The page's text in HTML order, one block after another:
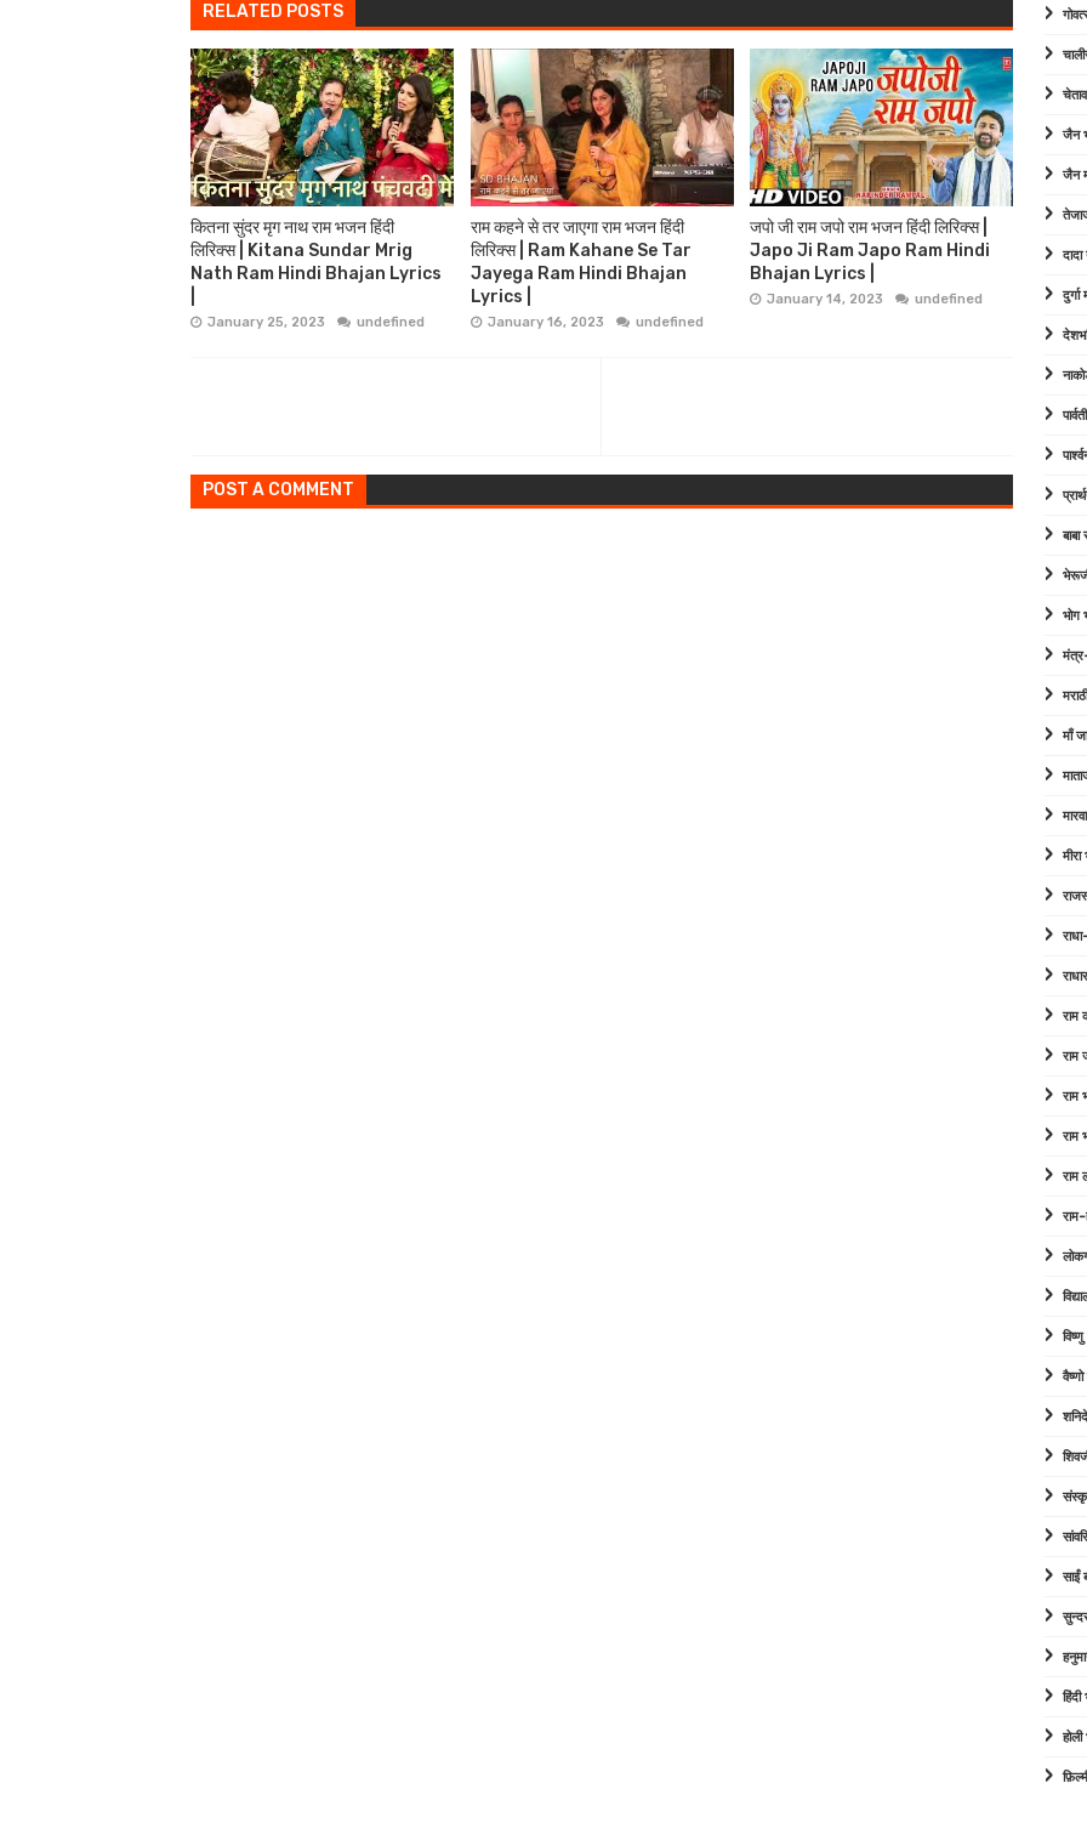
RELATED POSTS
कितना सुंदर मृग नाथ राम भजन हिंदी
लिरिक्स | Kitana Sundar Mrig
Nath Ram Hindi Bhajan Lyrics
January 25, 2023 undefined
राम कहने से तर जाएगा राम भजन हिंदी
लिरिक्स | Ram Kahane Se Tar
Jayega Ram Hindi Bhajan
Lyrics |
January 16, 2023 undefined
जपो जी राम जपो राम भजन हिंदी लिरिक्स |
Japo Ji Ram Japo Ram Hindi
Bhajan Lyrics |
January 14, 2023 undefined
POST A COMMENT
जैन
जैन
भोग
माँ
राम
राम
राम
राम
राम
साईं